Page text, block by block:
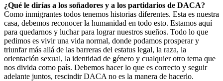
¿Qué le dirías a los soñadores y a los partidarios de DACA?
Como inmigrantes todos tenemos historias diferentes. Esta es nuestra
casa, debemos reconocer la humanidad en todo esto. Estamos aquí
para quedarnos y luchar para lograr nuestros sueños. Todo lo que
pedimos es vivir una vida normal, donde podamos prosperar y
triunfar más allá de las barreras del estatus legal, la raza, la
orientación sexual, la identidad de género y cualquier otro tema que
nos divida como país. Debemos hacer lo que es correcto y seguir
adelante juntos, rescindir DACA no es la manera de hacerlo.